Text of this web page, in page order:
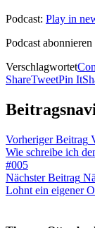
Podcast: Play in
Podcast abonnieren
Verschlagwortet
ShareTweetPin It
Vorheriger Beitrag
Wie schreibe ich
#005
Nächster Beitrag
Lohnt ein eigener